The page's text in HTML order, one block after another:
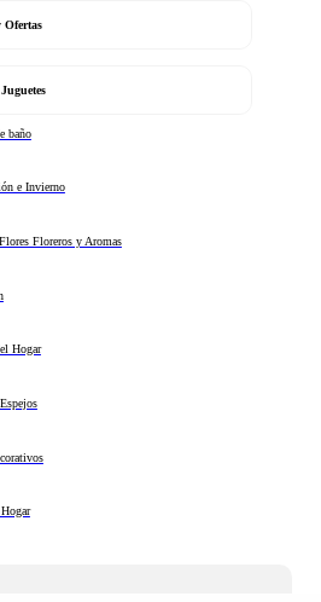
Ofertas
baño
e Invierno
Floreros y Aromas
Hogar